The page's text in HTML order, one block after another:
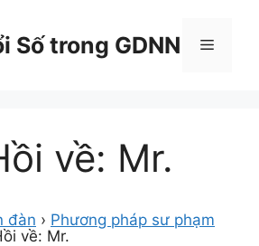
Số trong GDNN Menu
về: Mr.
đàn › Phương pháp sư phạm
về: Mr.